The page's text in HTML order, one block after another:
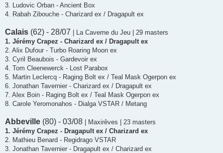
3. Ludovic Orban - Ancient Box
4. Rabah Zibouche - Charizard ex / Dragapult ex
Calais (62) - 28/07 | La Caverne du Jeu | 29 masters
1. Jérémy Crapez - Charizard ex / Dragapult ex
2. Alix Dufour - Turbo Roaring Moon ex
3. Cyril Beaubois - Gardevoir ex
4. Tom Cleenewerck - Lost Parabox
5. Martin Leclercq - Raging Bolt ex / Teal Mask Ogerpon ex
6. Jonathan Tavernier - Charizard ex / Dragapult ex
7. Alex Boin - Raging Bolt ex / Teal Mask Ogerpon ex
8. Carole Yeromonahos - Dialga VSTAR / Metang
Abbeville (80) - 03/08 | Maxirêves | 23 masters
1. Jérémy Crapez - Dragapult ex / Charizard ex
2. Mathieu Benard - Regidrago VSTAR
3. Jonathan Tavernier - Dragapult ex / Charizard ex